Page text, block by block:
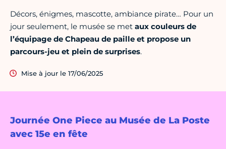
Journée One Piece au Musée de La Poste
avec 15e en fête
Décors, énigmes, mascotte, ambiance pirate… Pour un
jour seulement, le musée se met aux couleurs de
l’équipage de Chapeau de paille et propose un
parcours-jeu et plein de surprises.
Mise à jour le 17/06/2025